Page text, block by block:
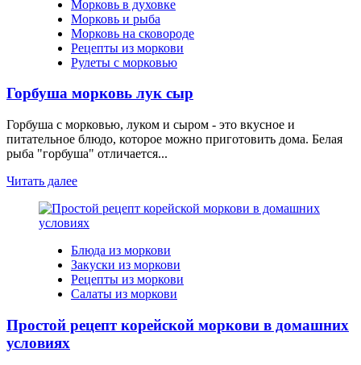
Морковь в духовке
Морковь и рыба
Морковь на сковороде
Рецепты из моркови
Рулеты с морковью
Горбуша морковь лук сыр
Горбуша с морковью, луком и сыром - это вкусное и
питательное блюдо, которое можно приготовить дома. Белая
рыба "горбуша" отличается...
Читать далее
Блюда из моркови
Закуски из моркови
Рецепты из моркови
Салаты из моркови
Простой рецепт корейской моркови в домашних
условиях